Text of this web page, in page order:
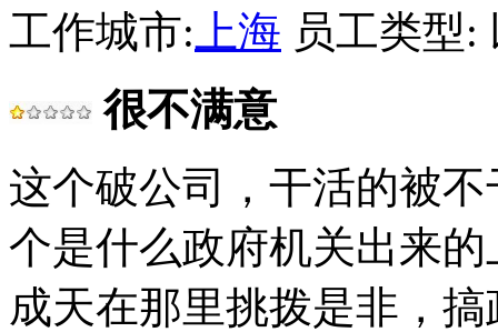
工作城市: 上海 员工类型:
很不满意
这个破公司，干活的被
个是什么政府机关出来
成天在那里挑拨是非，